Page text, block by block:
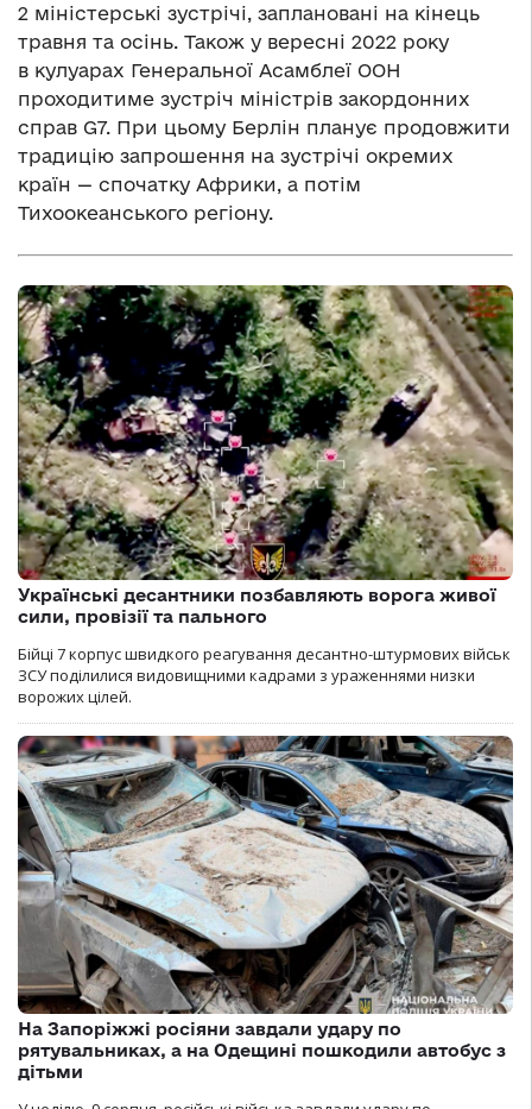
2 міністерські зустрічі, заплановані на кінець
травня та осінь. Також у вересні 2022 року
в кулуарах Генеральної Асамблеї ООН
проходитиме зустріч міністрів закордонних
справ G7. При цьому Берлін планує продовжити
традицію запрошення на зустрічі окремих
країн — спочатку Африки, а потім
Тихоокеанського регіону.
Українські десантники позбавляють ворога живої
сили, провізії та пального
Бійці 7 корпус швидкого реагування десантно-штурмових військ
ЗСУ поділилися видовищними кадрами з ураженнями низки
ворожих цілей.
На Запоріжжі росіяни завдали удару по
рятувальниках, а на Одещині пошкодили автобус з
дітьми